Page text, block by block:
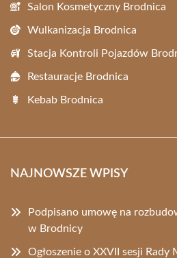
Salon Kosmetyczny Brodnica
Wulkanizacja Brodnica
Stacja Kontroli Pojazdów
Restauracje Brodnica
Kebab Brodnica
NAJNOWSZE WPISY
Podpisano umowę na
w Brodnicy
Ogłoszenie o XXVII sesji